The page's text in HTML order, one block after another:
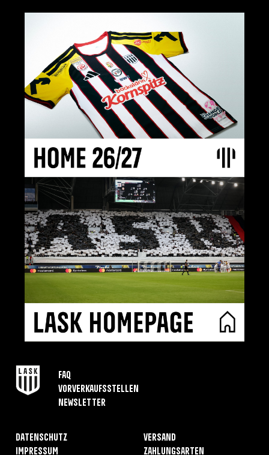
FAQ
Vorverkaufsstellen
Newsletter
Datenschutz
Impressum
Versand
Zahlungsarten